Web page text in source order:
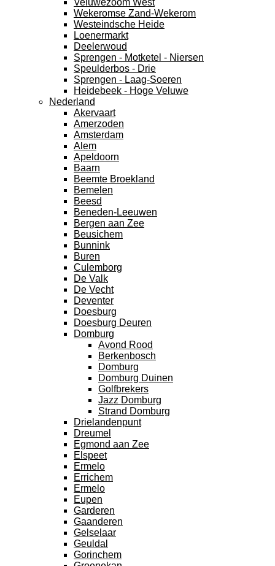
Veluwezoom West
Wekeromse Zand-Wekerom
Westeindsche Heide
Loenermarkt
Deelerwoud
Sprengen - Motketel - Niersen
Speulderbos - Drie
Sprengen - Laag-Soeren
Heidebeek - Hoge Veluwe
Nederland
Akervaart
Amerzoden
Amsterdam
Alem
Apeldoorn
Baarn
Beemte Broekland
Bemelen
Beesd
Beneden-Leeuwen
Bergen aan Zee
Beusichem
Bunnink
Buren
Culemborg
De Valk
De Vecht
Deventer
Doesburg
Doesburg Deuren
Domburg
Avond Rood
Berkenbosch
Domburg
Domburg Duinen
Golfbrekers
Jazz Domburg
Strand Domburg
Drielandenpunt
Dreumel
Egmond aan Zee
Elspeet
Ermelo
Errichem
Ermelo
Eupen
Garderen
Gaanderen
Gelselaar
Geuldal
Gorinchem